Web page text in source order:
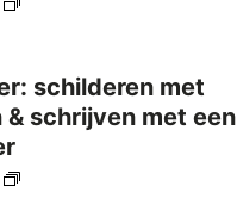
schilderen met
schrijven met een